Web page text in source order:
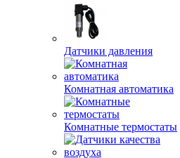
Датчики давления
Комнатная автоматика
Комнатные термостаты